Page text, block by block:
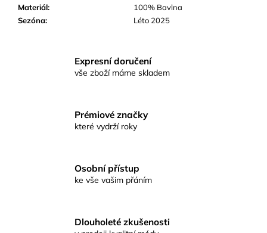
Materiál:
100% Bavlna
Sezóna: Léto 2025
Expresní doručení
vše zboží máme skladem
Prémiové značky
které vydrží roky
Osobní přístup
ke vše vašim přáním
Dlouholeté zkušenosti